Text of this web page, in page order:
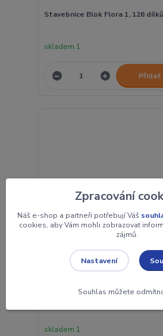
Stavebnice Blok Flora 1, 126 dílků
skladem 1
Přidat
skladem 1
Zpracování
Náš e-shop a partneři potřebují Váš
cookies, aby Vám mohli zobrazovat
zájmů.
Nastavení
Souhlas můžete